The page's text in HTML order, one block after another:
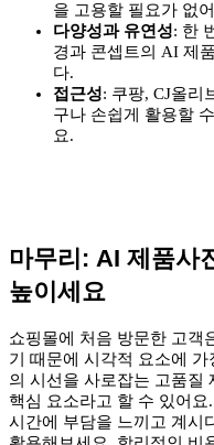
을 고용할 필요가 없
다양성과 유연성: 한
경과 콘셉트의 AI 제
다.
접근성: 쿠팡, CJ올리
구나 손쉽게 활용할
요.
마무리: AI 제품사
높이세요
쇼핑몰에 처음 방문한 고객
기 때문에 시각적 요소에
의 시선을 사로잡는 고품질
핵심 요소라고 할 수 있어
시간에 부담을 느끼고 계시